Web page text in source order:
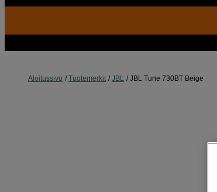
Aloitussivu Tuotemerkit JBL JBL Tune 730BT Beige